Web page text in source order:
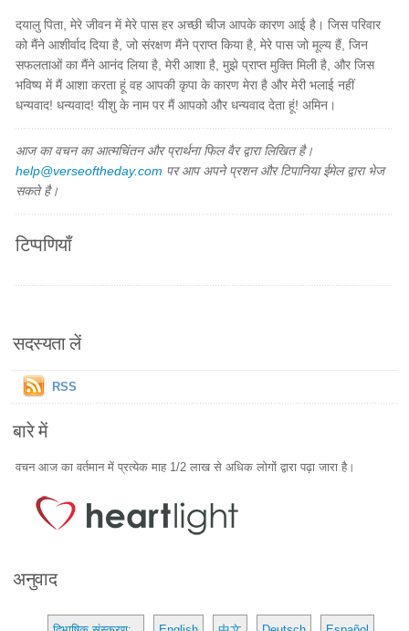
दयालु पिता, मेरे जीवन में मेरे पास हर अच्छी चीज आपके कारण आई है। जिस परिवार
को मैंने आशीर्वाद दिया है, जो संरक्षण मैंने प्राप्त किया है, मेरे पास जो मूल्य हैं, जिन
सफलताओं का मैंने आनंद लिया है, मेरी आशा है, मुझे प्राप्त मुक्ति मिली है, और जिस
भविष्य में मैं आशा करता हूं वह आपकी कृपा के कारण मेरा है और मेरी भलाई नहीं
धन्यवाद! धन्यवाद! यीशु के नाम पर मैं आपको और धन्यवाद देता हूं! अमिन।
आज का वचन का आत्मचिंतन और प्रार्थना फिल वैर द्वारा लिखित है।
help@verseoftheday.com पर आप अपने प्रशन और टिपानिया ईमेल द्वारा भेज
सकते है।
टिप्पणियाँ
सदस्यता लें
RSS
बारे में
वचन आज का वर्तमान में प्रत्येक माह 1/2 लाख से अधिक लोगों द्वारा पढ़ा जारा है।
अनुवाद